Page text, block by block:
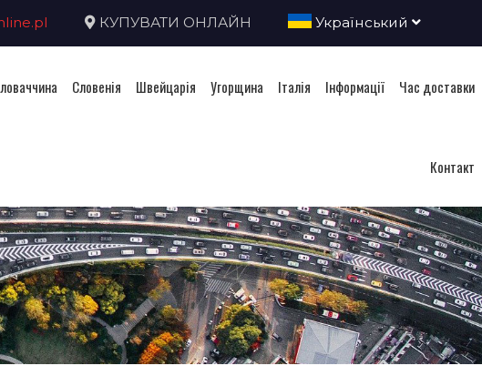
КУПУВАТИ ОНЛАЙН Український
Словенія Швейцарія Угорщина Італія Інформації Час доставки
Контакт